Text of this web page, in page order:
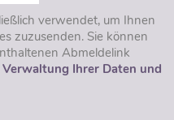
verwendet, um Ihnen
zuzusenden. Sie können
Abmeldelink
Ihrer Daten und